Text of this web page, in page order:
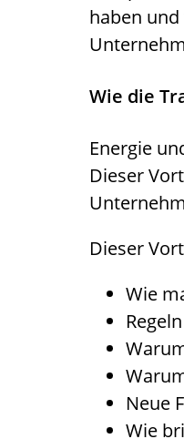
haben
Wie die
Energie
Dieser
Dieser
Wie
Neue
Wie